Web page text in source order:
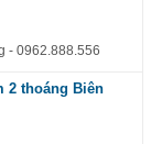
- 0962.888.556
2 thoáng Biên